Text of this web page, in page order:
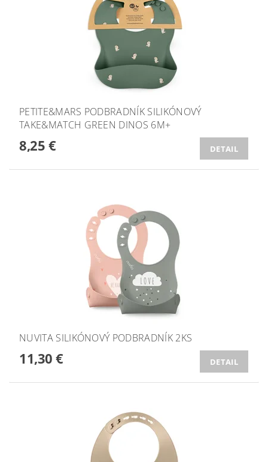
PETITE&MARS PODBRADNÍK SILIKÓNOVÝ
TAKE&MATCH GREEN DINOS 6M+
8,25 € DETAIL
NUVITA SILIKÓNOVÝ PODBRADNÍK 2KS
11,30 € DETAIL